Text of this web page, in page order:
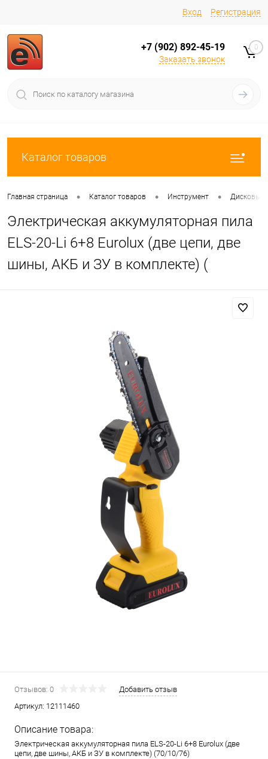
Вход Регистрация
+7 (902) 892-45-19
Заказать звонок
0
Каталог товаров
Главная страница • Каталог товаров • Инструмент •
Электрическая аккумуляторная пила
ELS-20-Li 6+8 Eurolux (две цепи, две
шины, АКБ и ЗУ в комплекте) (
Отзывов: 0
Добавить отзыв
Артикул: 12111460
Описание товара:
Электрическая аккумуляторная пила ELS-20-Li 6+8 Eurolux (две
цепи, две шины, АКБ и ЗУ в комплекте) (70/10/76)